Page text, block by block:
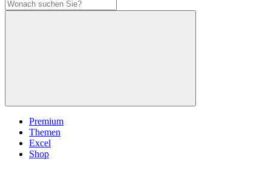
Premium
Themen
Excel
Shop